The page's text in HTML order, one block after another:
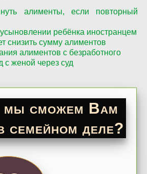
алименты, если повторный
ребёнка иностранцем
снизить сумму алиментов
алиментов с безработного
женой через суд
мы сможем Вам
семейном деле?